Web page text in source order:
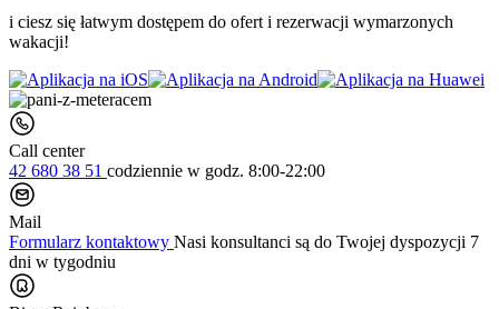
i ciesz się łatwym dostępem do ofert i rezerwacji wymarzonych
wakacji!
Call center
42 680 38 51 codziennie w godz. 8:00-22:00
Mail
Formularz kontaktowy Nasi konsultanci są do Twojej dyspozycji 7
dni w tygodniu